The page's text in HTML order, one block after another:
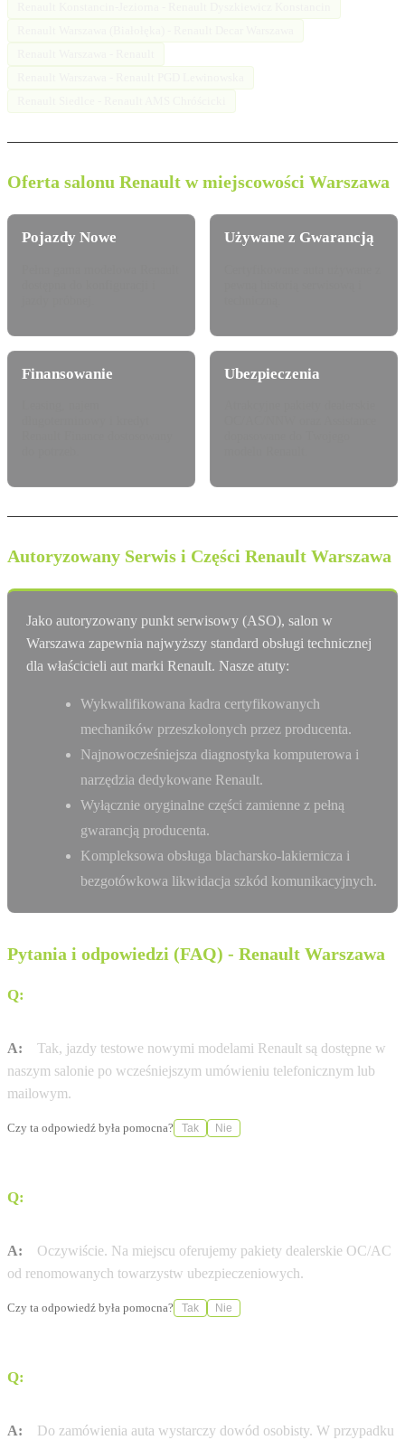
Oferta salonu Renault w miejscowości Warszawa
Pojazdy Nowe Używane z Gwarancją
Finansowanie Ubezpieczenia
Autoryzowany Serwis i Części Renault Warszawa
Jako autoryzowany punkt serwisowy (ASO), salon w
Warszawa zapewnia najwyższy standard obsługi technicznej
dla właścicieli aut marki Renault. Nasze atuty:
Wykwalifikowana kadra certyfikowanych
mechaników przeszkolonych przez producenta.
Najnowocześniejsza diagnostyka komputerowa i
narzędzia dedykowane Renault.
Wyłącznie oryginalne części zamienne z pełną
gwarancją producenta.
Kompleksowa obsługa blacharsko-lakiernicza i
bezgotówkowa likwidacja szkód komunikacyjnych.
Pytania i odpowiedzi (FAQ) - Renault Warszawa
Q:
A:
Tak, jazdy testowe nowymi modelami Renault są dostępne w
naszym salonie po wcześniejszym umówieniu telefonicznym lub
mailowym.
Czy ta odpowiedź była pomocna? Tak Nie
Q:
A:
Oczywiście. Na miejscu oferujemy pakiety dealerskie OC/AC
od renomowanych towarzystw ubezpieczeniowych.
Czy ta odpowiedź była pomocna? Tak Nie
Q:
A:
Do zamówienia auta wystarczy dowód osobisty. W przypadku